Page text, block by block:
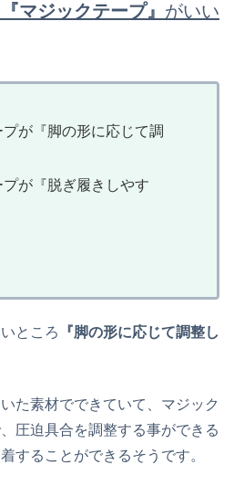
『マジックテープ』 がいい
が『脚の形に応じて調
が『脱ぎ履きしやす
ところ
『脚の形に応じて調整し
た素材でできていて、マジック
圧迫具合を調整する事ができる
することができるそうです。